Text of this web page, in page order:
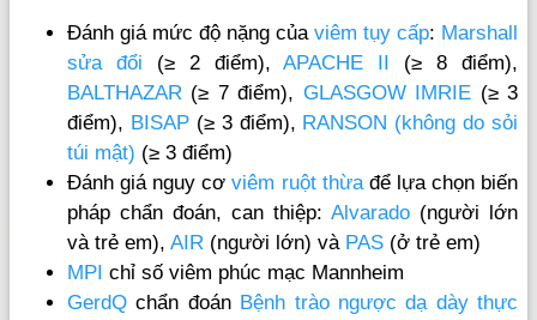
Đánh giá mức độ nặng của viêm tụy cấp: Marshall
sửa đổi (≥ 2 điểm),APACHE II
(≥ 8 điểm),
BALTHAZAR (≥ 7 điểm), GLASGOW IMRIE (≥ 3
điểm), BISAP(≥ 3 điểm), RANSON (không do sỏi
túi mật) (≥ 3 điểm)
Đánh giá nguy cơviêm ruột thừađể lựa chọn biến
pháp chẩn đoán, can thiệp: Alvarado (người lớn
và trẻ em), AIR (người lớn) và PAS (ở trẻ em)
MPI chỉ số viêm phúc mạc Mannheim
GerdQ chẩn đoán Bệnh trào ngược dạ dày thực